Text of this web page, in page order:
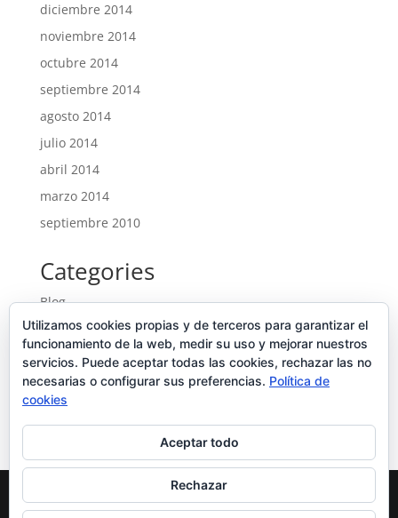
diciembre 2014
noviembre 2014
octubre 2014
septiembre 2014
agosto 2014
julio 2014
abril 2014
marzo 2014
septiembre 2010
Categories
Blog
Entrades
Ofertes noves
Portfolio
Uncategorized
Utilizamos cookies propias y de terceros para garantizar el
funcionamiento de la web, medir su uso y mejorar nuestros
servicios. Puede aceptar todas las cookies, rechazar las no
necesarias o configurar sus preferencias. Política de
cookies
Aceptar todo
Rechazar